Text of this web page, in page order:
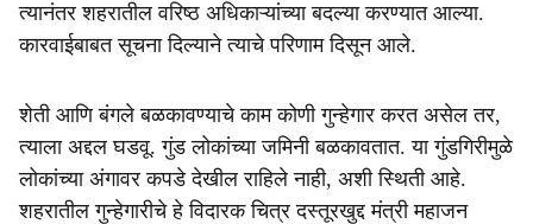
त्यानंतर शहरातील वरिष्ठ अधिकाऱ्यांच्या बदल्या करण्यात आल्या.
कारवाईबाबत सूचना दिल्याने त्याचे परिणाम दिसून आले.
शेती आणि बंगले बळकावण्याचे काम कोणी गुन्हेगार करत असेल तर,
त्याला अद्दल घडवू. गुंड लोकांच्या जमिनी बळकावतात. या गुंडगिरीमुळे
लोकांच्या अंगावर कपडे देखील राहिले नाही, अशी स्थिती आहे.
शहरातील गुन्हेगारीचे हे विदारक चित्र दस्तूरखुद्द मंत्री महाजन